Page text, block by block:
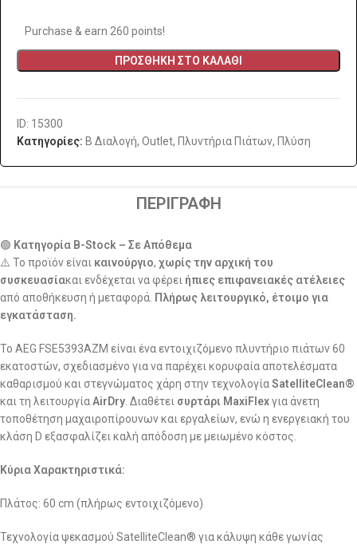
Purchase & earn 260 points!
ΠΡΟΣΘΉΚΗ ΣΤΟ ΚΑΛΆΘΙ
ID: 15300
Κατηγορίες: B Διαλογή, Outlet, Πλυντήρια Πιάτων, Πλύση
ΠΕΡΙΓΡΑΦΉ
🟢 Κατηγορία B-Stock – Σε Απόθεμα
⚠️ Το προϊόν είναι καινούργιο, χωρίς την αρχική του
συσκευασίακαι ενδέχεται να φέρει ήπιες επιφανειακές ατέλειες
από αποθήκευση ή μεταφορά. Πλήρως λειτουργικό, έτοιμο για
εγκατάσταση.
Το AEG FSE5393AZM είναι ένα εντοιχιζόμενο πλυντήριο πιάτων 60
εκατοστών, σχεδιασμένο για να παρέχει κορυφαία αποτελέσματα
καθαρισμού και στεγνώματος χάρη στην τεχνολογίαSatelliteClean®
και τη λειτουργίαAirDry . Διαθέτει συρτάρι MaxiFlexγια άνετη
τοποθέτηση μαχαιροπίρουνων και εργαλείων, ενώ η ενεργειακή του
κλάση D εξασφαλίζει καλή απόδοση με μειωμένο κόστος.
Κύρια Χαρακτηριστικά:
Πλάτος: 60 cm (πλήρως εντοιχιζόμενο)
Τεχνολογία ψεκασμού SatelliteClean® για κάλυψη κάθε γωνίας